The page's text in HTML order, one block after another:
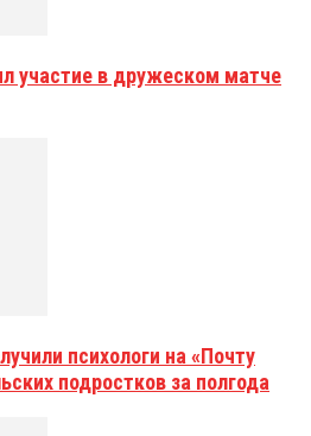
участие в дружеском матче
психологи на «Почту
подростков за полгода